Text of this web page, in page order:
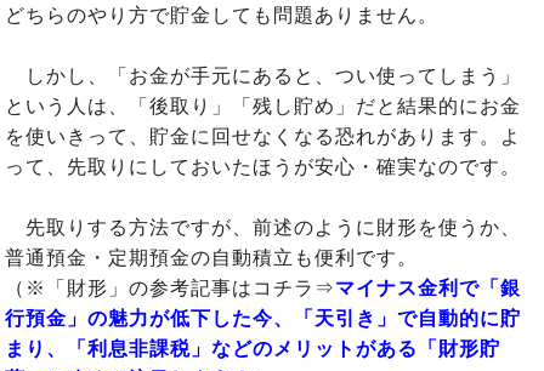
どちらのやり方で貯金しても問題ありません。
しかし、「お金が手元にあると、つい使ってしまう」
という人は、「後取り」「残し貯め」だと結果的にお金
を使いきって、貯金に回せなくなる恐れがあります。よ
って、先取りにしておいたほうが安心・確実なのです。
先取りする方法ですが、前述のように財形を使うか、
普通預金・定期預金の自動積立も便利です。
（※「財形」の参考記事はコチラ⇒マイナス金利で「銀
行預金」の魅力が低下した今、「天引き」で自動的に貯
まり、「利息非課税」などのメリットがある「財形貯